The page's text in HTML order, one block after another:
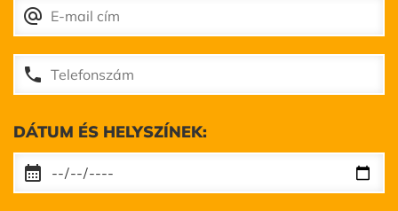
alternate_email
phone
DÁTUM ÉS HELYSZÍNEK:
calendar_month